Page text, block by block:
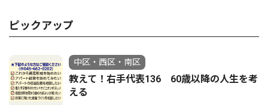
ピックアップ
中区・西区・南区
教えて！右手代表136 60歳以降の人生を考
える